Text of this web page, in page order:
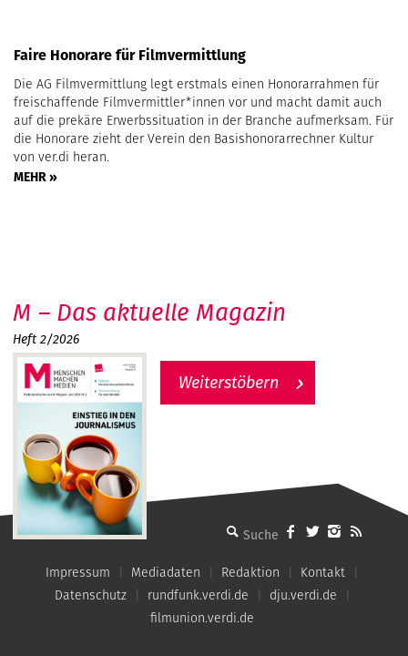
Faire Honorare für Filmvermittlung
Die AG Filmvermittlung legt erstmals einen Honorarrahmen für
freischaffende Filmvermittler*innen vor und macht damit auch
auf die prekäre Erwerbssituation in der Branche aufmerksam. Für
die Honorare zieht der Verein den Basishonorarrechner Kultur
von ver.di heran.
MEHR »
MMM - Menschen machen Medien
M – Das aktuelle Magazin
Heft 2/2026
Weiterstöbern
Impressum Mediadaten Redaktion
Kontakt
Datenschutz
rundfunk.verdi.de
dju.verdi.de
filmunion.verdi.de